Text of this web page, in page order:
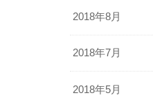
2018年8月
2018年7月
2018年5月